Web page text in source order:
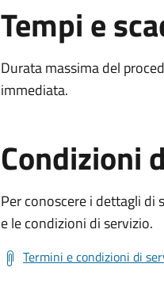
Tempi e
Durata massima del
immediata.
Condizioni
Per conoscere i dettagli
e le condizioni di servizio.
Termini e condizioni di